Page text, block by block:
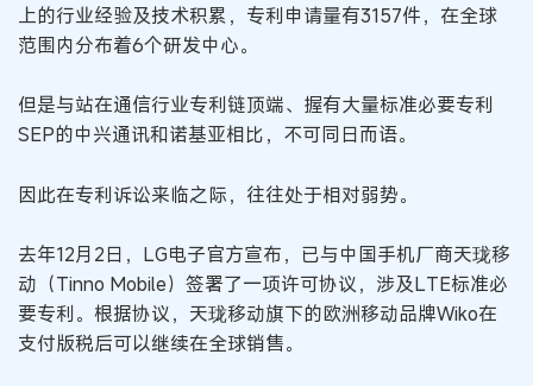
上的行业经验及技术积累，专利申请量有3157件，在全球
范围内分布着6个研发中心。
但是与站在通信行业专利链顶端、握有大量标准必要专利
SEP的中兴通讯和诺基亚相比，不可同日而语。
因此在专利诉讼来临之际，往往处于相对弱势。
去年12月2日，LG电子官方宣布，已与中国手机厂商天珑移
动（Tinno Mobile）签署了一项许可协议，涉及LTE标准必
要专利。根据协议，天珑移动旗下的欧洲移动品牌Wiko在
支付版税后可以继续在全球销售。